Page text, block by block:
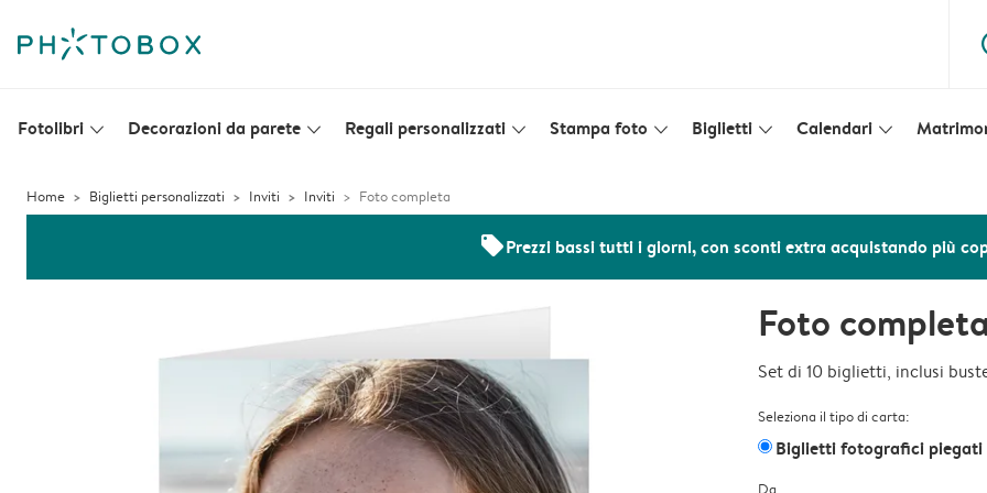
Fotolibri slim_arrow_down Decorazioni da parete slim_arrow_down Regali personalizzati slim_arrow_down Stampa foto slim_arrow_down Biglietti slim_arrow_down Calendari slim_arrow_down
Home Biglietti personalizzati Inviti Inviti Foto completa
offersPrezzi bassi tutti i giorni, con sconti extra acquistando più
Foto completa
Set di 10 biglietti, inclusi
Seleziona il tipo di carta:
Biglietti fotografici piegati
Da